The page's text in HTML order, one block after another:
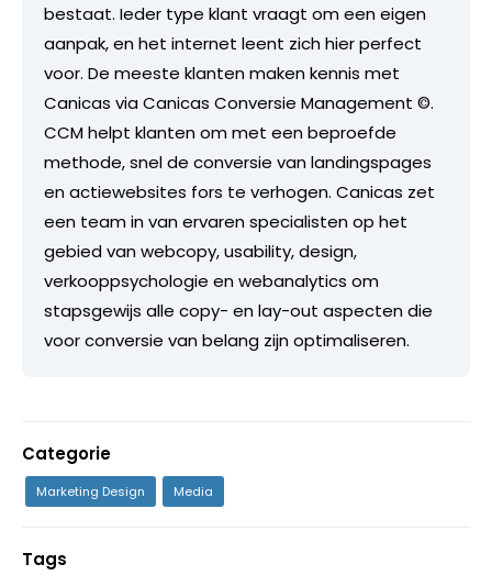
bestaat. Ieder type klant vraagt om een eigen
aanpak, en het internet leent zich hier perfect
voor. De meeste klanten maken kennis met
Canicas via Canicas Conversie Management ©.
CCM helpt klanten om met een beproefde
methode, snel de conversie van landingspages
en actiewebsites fors te verhogen. Canicas zet
een team in van ervaren specialisten op het
gebied van webcopy, usability, design,
verkooppsychologie en webanalytics om
stapsgewijs alle copy- en lay-out aspecten die
voor conversie van belang zijn optimaliseren.
Categorie
Marketing Design Media
Tags